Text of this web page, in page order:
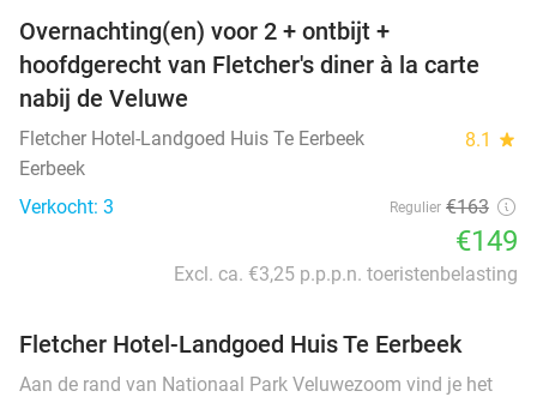
Overnachting(en) voor 2 + ontbijt +
hoofdgerecht van Fletcher's diner à la carte
nabij de Veluwe
Fletcher Hotel-Landgoed Huis Te Eerbeek 8.1 star
Eerbeek
Verkocht: 3
Regulier €163
€149
Excl. ca. €3,25 p.p.p.n. toeristenbelasting
Fletcher Hotel-Landgoed Huis Te Eerbeek
Aan de rand van Nationaal Park Veluwezoom vind je het